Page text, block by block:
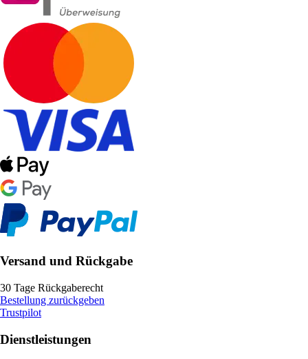
Versand und Rückgabe
30 Tage Rückgaberecht
Bestellung zurückgeben
Trustpilot
Dienstleistungen